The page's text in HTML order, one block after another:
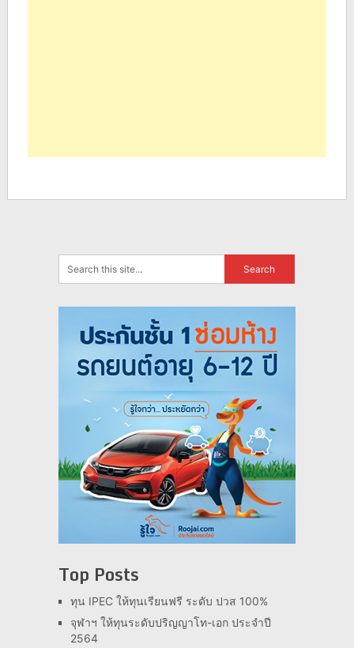
Top Posts
ทุน IPEC ให้ทุนเรียนฟรี ระดับ ปวส 100%
จุฬาฯ ให้ทุนระดับปริญญาโท-เอก ประจำปี
2564